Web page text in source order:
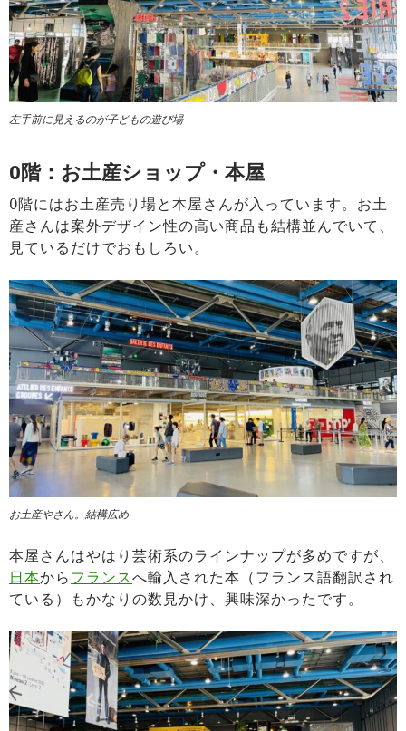
左手前に見えるのが子どもの遊び場
0階：お土産ショップ・本屋
0階にはお土産売り場と本屋さんが入っています。お土
産さんは案外デザイン性の高い商品も結構並んでいて、
見ているだけでおもしろい。
お土産やさん。結構広め
本屋さんはやはり芸術系のラインナップが多めですが、
日本からフランスへ輸入された本（フランス語翻訳され
ている）もかなりの数見かけ、興味深かったです。